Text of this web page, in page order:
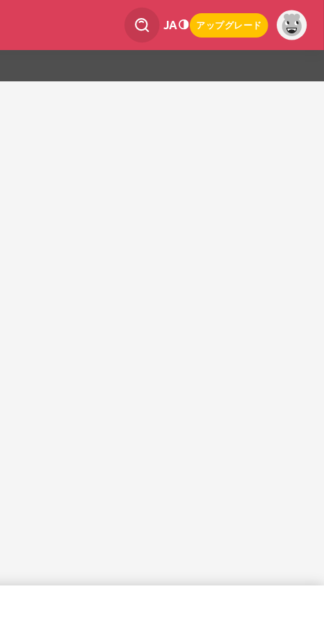
JA アップグレード